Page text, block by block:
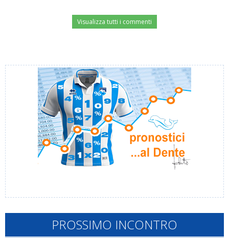
Visualizza tutti i commenti
PROSSIMO INCONTRO